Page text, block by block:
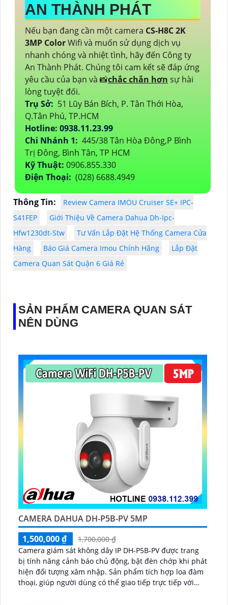
AN THÀNH PHÁT
Nếu bạn đang cần một camera CS-H8C 2K
3MP ColorWifi và muốn sử dụng dịch vụ
nhanh chóng và nhiệt tình, hãy đến Công ty
An Thành Phát. Chúng tôi cam kết sẽ đáp ứng
yêu cầu của bạn và 📸chắc chắn hơn sự hài
lòng tuyệt đối.
Trụ Sở: 51 Lũy Bán Bích, P. Tân Thới Hòa,
Q.Tân Phú, TP.HCM
Hotline: 0938.11.23.99
Chi Nhánh 1: 445/38 Tân Hòa Đông,P Bình
Trị Đông, Bình Tân, TP HCM
Kỹ Thuật: 0906.855.330
Điện Thoại: (028) 6688.4949
Thông Tin:
Review Camera IMOU Cruiser SE+ IPC-
S41FEP
Giới Thiệu Về Camera Dahua Dh-Ipc-
Hfw1230dt-Stw
Tư Vấn Lắp Đặt Hệ Thống Camera Cửa
Hàng
Báo Giá Camera Imou Chính Hãng
Lắp Đặt
Camera Quan Sát Quận 6 Giá Rẻ
SẢN PHẨM CAMERA QUAN SÁT
NÊN DÙNG
CAMERA DAHUA DH-P5B-PV 5MP
1,500,000 ₫
1,700,000 ₫
Camera giám sát không dây IP DH-P5B-PV được trang
bị tính năng cảnh báo chủ động, bật đèn chớp khi phát
hiện đối tượng xâm nhập. Sản phẩm tích hợp loa đàm
thoại, giúp người dùng có thể giao tiếp trực tiếp với